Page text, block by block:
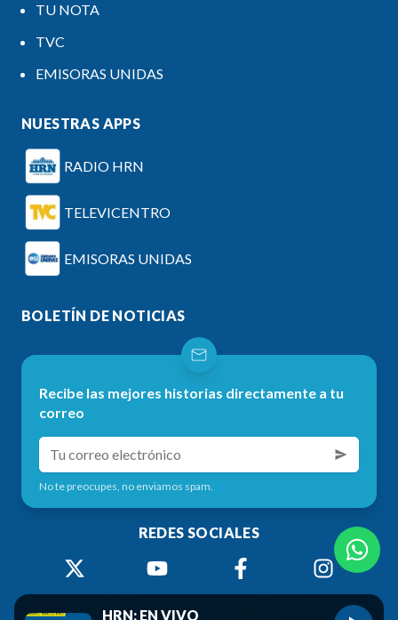
TU NOTA
TVC
EMISORAS UNIDAS
NUESTRAS APPS
RADIO HRN
TELEVICENTRO
EMISORAS UNIDAS
BOLETÍN DE NOTICIAS
Recibe las mejores historias directamente a tu
correo
No te preocupes, no enviamos spam.
REDES SOCIALES
HRN: EN VIVO